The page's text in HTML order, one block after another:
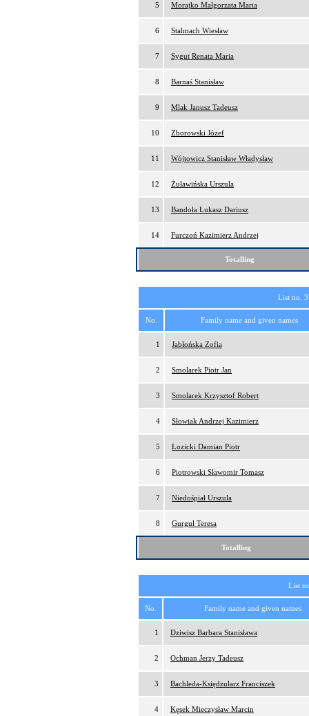
5 Morajko Małgorzata Maria
6 Stalmach Wiesław
7 Sygut Renata Maria
8 Barnaś Stanisław
9 Mlak Janusz Tadeusz
10 Zborowski Józef
11 Wójtowicz Stanisław Władysław
12 Żuławińska Urszula
13 Bandoła Łukasz Dariusz
14 Furczoń Kazimierz Andrzej
Totalling
List no.
No. Family name and given names
1 Jabłońska Zofia
2 Smolarek Piotr Jan
3 Smolarek Krzysztof Robert
4 Słowiak Andrzej Kazimierz
5 Łozicki Damian Piotr
6 Piotrowski Sławomir Tomasz
7 Niedośpiał Urszula
8 Gurgul Teresa
Totalling
List
No. Family name and given names
1 Dziwisz Barbara Stanisława
2 Ochman Jerzy Tadeusz
3 Bachleda-Księdzularz Franciszek
4 Kęsek Mieczysław Marcin